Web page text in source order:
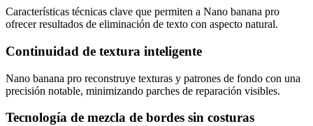
Características técnicas clave que permiten a Nano banana pro
ofrecer resultados de eliminación de texto con aspecto natural.
Continuidad de textura inteligente
Nano banana pro reconstruye texturas y patrones de fondo con una
precisión notable, minimizando parches de reparación visibles.
Tecnología de mezcla de bordes sin costuras